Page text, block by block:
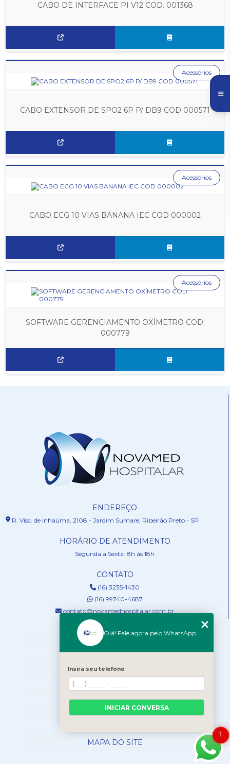
CABO DE INTERFACE PI V12 COD. 001368
CABO EXTENSOR DE SPO2 6P P/ DB9 COD 000571
Acessórios
CABO ECG 10 VIAS BANANA IEC COD 000002
Acessórios
SOFTWARE GERENCIAMENTO OXÍMETRO COD.
000779
Acessórios
ENDEREÇO
R. Visc. de Inhaúma, 2108 - Jardim Sumare, Ribeirão Preto - SP
HORÁRIO DE ATENDIMENTO
Segunda a Sexta: 8h ás 18h
CONTATO
(16) 3235-1430
(16) 99740-4687
contato@novamedhospitalar.com.br
MENU
SERVIÇOS
NOSSOS PRODUTOS
BLOG
CONTATO
MAPA DO SITE
1
Olá! Fale agora pelo WhatsApp
Insira seu telefone
INICIAR CONVERSA